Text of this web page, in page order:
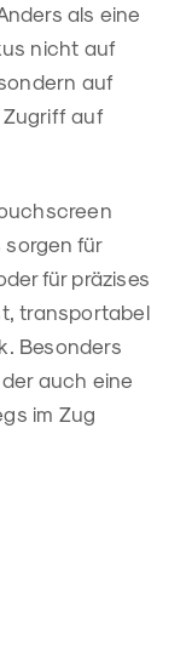
als eine
nicht auf
auf
auf
sorgen für
für präzises
transportabel
Besonders
auch eine
im Zug